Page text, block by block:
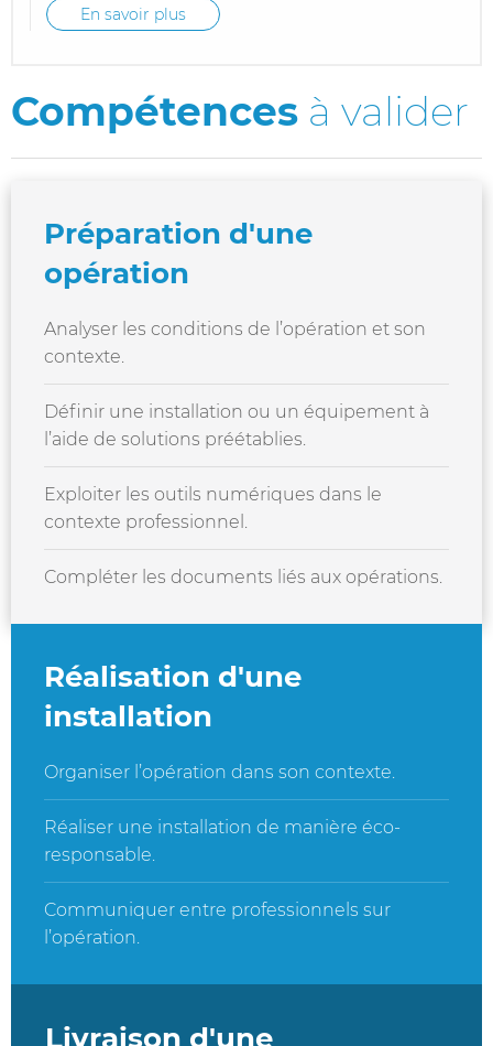
En savoir plus
Compétences à valider
Préparation d'une
opération
Analyser les conditions de l’opération et son
contexte.
Définir une installation ou un équipement à
l’aide de solutions préétablies.
Exploiter les outils numériques dans le
contexte professionnel.
Compléter les documents liés aux opérations.
Réalisation d'une
installation
Organiser l’opération dans son contexte.
Réaliser une installation de manière éco-
responsable.
Communiquer entre professionnels sur
l’opération.
Livraison d'une